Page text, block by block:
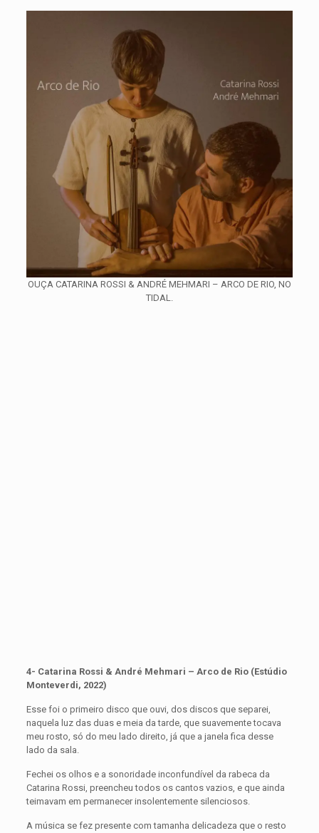
OUÇA CATARINA ROSSI & ANDRÉ MEHMARI – ARCO DE RIO, NO
TIDAL.
4- Catarina Rossi & André Mehmari – Arco de Rio (Estúdio
Monteverdi, 2022)
Esse foi o primeiro disco que ouvi, dos discos que separei,
naquela luz das duas e meia da tarde, que suavemente tocava
meu rosto, só do meu lado direito, já que a janela fica desse
lado da sala.
Fechei os olhos e a sonoridade inconfundível da rabeca da
Catarina Rossi, preencheu todos os cantos vazios, e que ainda
teimavam em permanecer insolentemente silenciosos.
A música se fez presente com tamanha delicadeza que o resto